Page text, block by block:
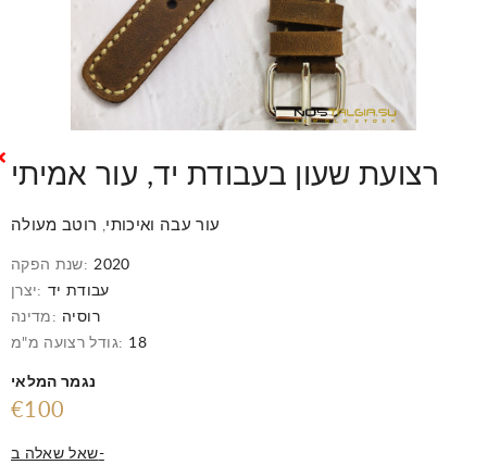
רצועת שעון בעבודת יד, עור אמיתי
עור עבה ואיכותי, רוטב מעולה
שנת הפקה: 2020
יצרן: עבודת יד
מדינה: רוסיה
גודל רצועה מ"מ: 18
נגמר המלאי
€100
שאל שאלה ב-